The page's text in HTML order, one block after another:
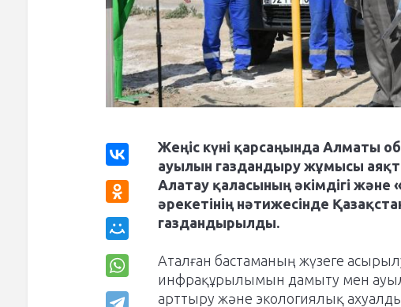
Жеңіс күні қарсаңында Алматы
ауылын газдандыру жұмысы
Алатау қаласының әкімдігі және
әрекетінің нәтижесінде
газдандырылды.
Аталған бастаманың жүзеге
инфрақұрылымын дамыту мен
арттыру және экологиялық